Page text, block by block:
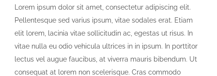
Lorem ipsum dolor sit amet, consectetur adipiscing elit.
Pellentesque sed varius ipsum, vitae sodales erat. Etiam
elit lorem, lacinia vitae sollicitudin ac, egestas ut risus. In
vitae nulla eu odio vehicula ultrices in in ipsum. In porttitor
lectus vel augue faucibus, at viverra mauris bibendum. Ut
consequat at lorem non scelerisque. Cras commodo